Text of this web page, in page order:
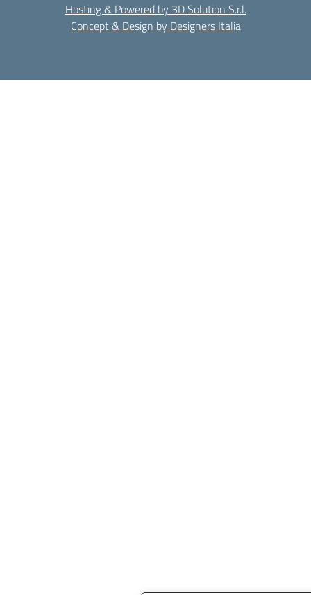
Hosting & Powered by 3D Solution S.r.l.
Concept & Design by Designers Italia